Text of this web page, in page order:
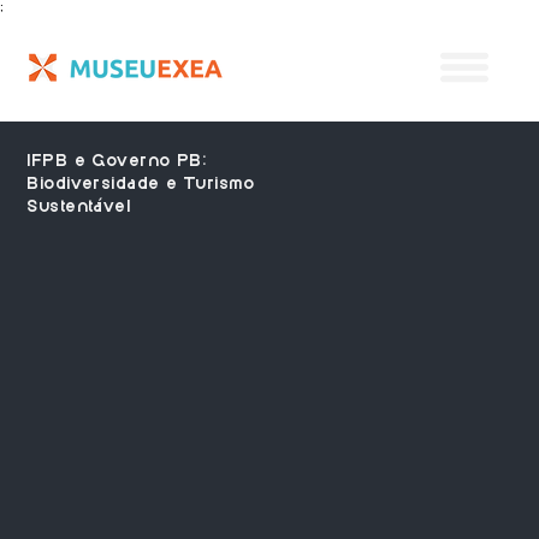
;
IFPB e Governo PB:
Biodiversidade e Turismo
Sustentável